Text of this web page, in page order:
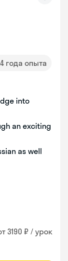
года опыта
into
an exciting
as well
3190 ₽ / урок